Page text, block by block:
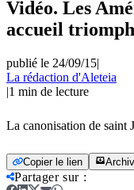
Vidéo. Les
accueil
publié le 24/09/15|
La rédaction d'Aleteia
|1 min de lecture
La canonisation de saint
Copier le lien
Partager sur: